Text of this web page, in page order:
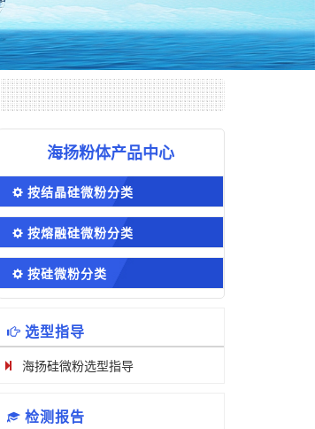
海扬粉体产品中心
按结晶硅微粉分类
按熔融硅微粉分类
按硅微粉分类
选型指导
海扬硅微粉选型指导
检测报告